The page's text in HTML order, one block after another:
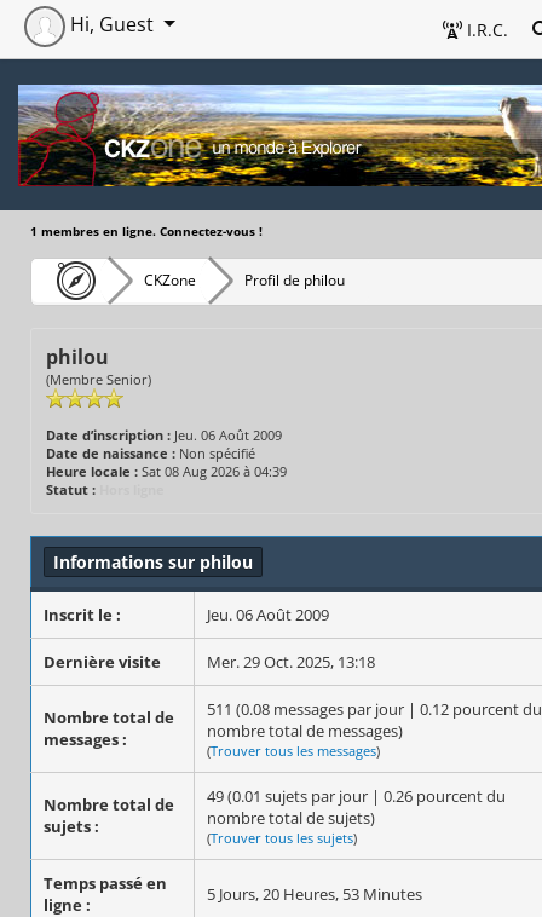
I.R.C.
Hi, Guest
1 membres en ligne. Connectez-vous !
CKZone Profil de philou
philou
(Membre Senior)
Date d’inscription : Jeu. 06 Août 2009
Date de naissance : Non spécifié
Heure locale : Sat 08 Aug 2026 à 04:39
Statut :
Informations sur philou
Inscrit le : Jeu. 06 Août 2009
Dernière visite Mer. 29 Oct. 2025, 13:18
Nombre total de
messages :
511 (0.08 messages par jour | 0.12 pourcent du
nombre total de messages)
(Trouver tous les messages)
Nombre total de
sujets :
49 (0.01 sujets par jour | 0.26 pourcent du
nombre total de sujets)
(Trouver tous les sujets)
Temps passé en
ligne :
5 Jours, 20 Heures, 53 Minutes